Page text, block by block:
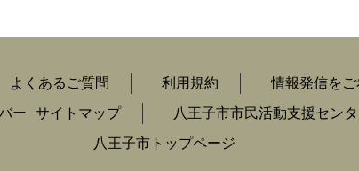
よくあるご質問 利用規約
情報発信を
ー
サイトマップ
八王子市市民活動支援セン
八王子市トップページ